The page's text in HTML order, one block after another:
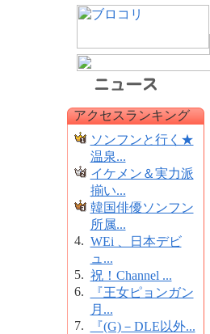
アクセスランキング
ソンフンと行く★
温泉...
イケメン＆実力派
揃い...
韓国俳優ソンフン
所属...
4. WEi 、日本デビ
ュ...
5. 祝！Channel ...
6.
『王女ピョンガン
月...
7.
『(G)－DLE以外...